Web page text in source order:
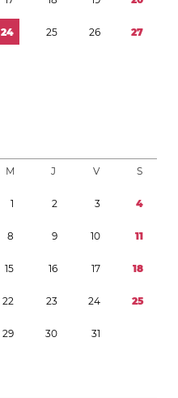
24 25 26 27
M J V S
1 2 3 4
8 9 10 11
15 16 17 18
22 23 24 25
29 30 31